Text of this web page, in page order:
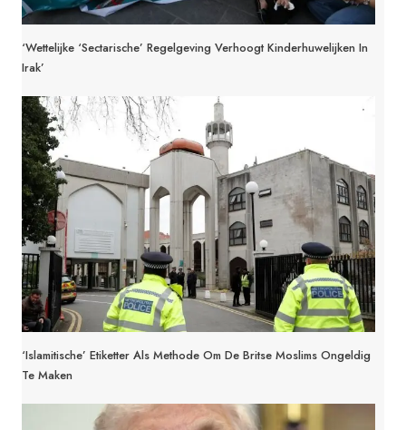
‘Wettelijke ‘Sectarische’ Regelgeving Verhoogt Kinderhuwelijken In
Irak’
‘Islamitische’ Etiketter Als Methode Om De Britse Moslims Ongeldig
Te Maken